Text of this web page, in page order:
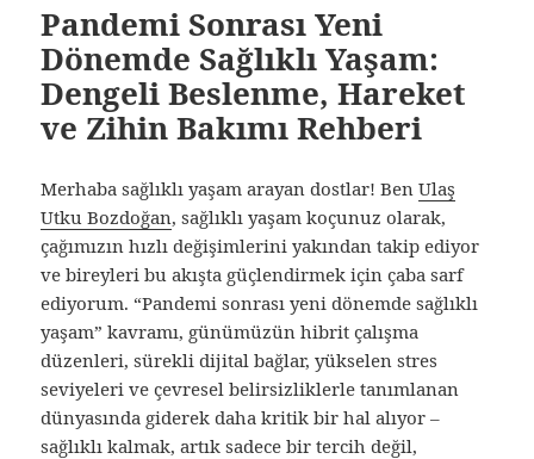
Pandemi Sonrası Yeni
Dönemde Sağlıklı Yaşam:
Dengeli Beslenme, Hareket
ve Zihin Bakımı Rehberi
Merhaba sağlıklı yaşam arayan dostlar! BenUlaş
Utku Bozdoğan, sağlıklı yaşam koçunuz olarak,
çağımızın hızlı değişimlerini yakından takip ediyor
ve bireyleri bu akışta güçlendirmek için çaba sarf
ediyorum. “Pandemi sonrası yeni dönemde sağlıklı
yaşam” kavramı, günümüzün hibrit çalışma
düzenleri, sürekli dijital bağlar, yükselen stres
seviyeleri ve çevresel belirsizliklerle tanımlanan
dünyasında giderek daha kritik bir hal alıyor –
sağlıklı kalmak, artık sadece bir tercih değil,